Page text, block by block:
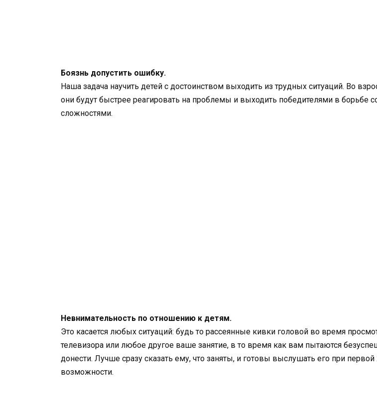
Боязнь допустить ошибку.
Наша задача научить детей с достоинством выходить из трудных ситуаций. Во
они будут быстрее реагировать на проблемы и выходить победителями в борьбе
сложностями.
Невнимательность по отношению к детям.
Это касается любых ситуаций: будь то рассеянные кивки головой во время
телевизора или любое другое ваше занятие, в то время как вам пытаются
донести. Лучше сразу сказать ему, что заняты, и готовы выслушать его при
возможности.